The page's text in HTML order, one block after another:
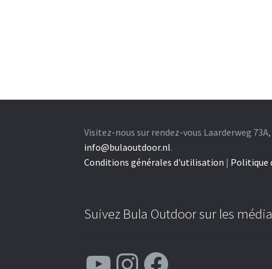
Visitez-nous sur rendez-vous Laarderweg
info@bulaoutdoor.nl.
Conditions générales d'utilisation | Politique
Suivez Bula Outdoor sur les